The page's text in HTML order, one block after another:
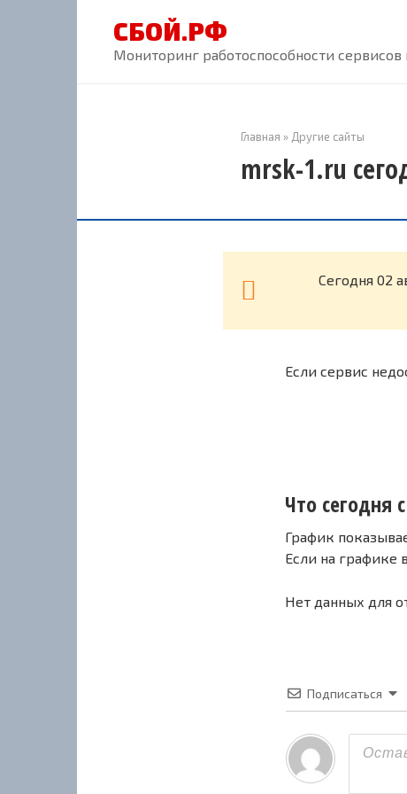
СБОЙ.РФ
Мониторинг работоспособности сервисов
Главная » Другие сайты
mrsk-1.ru
Cегодня 02
Если сервис
Что сегодня
График
Если на графике
Нет данных для
Подписаться